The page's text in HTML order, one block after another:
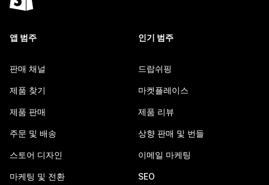
앱 범주
판매 채널
제품 찾기
제품 판매
주문 및 배송
스토어 디자인
마케팅 및 전환
인기 범주
드랍쉬핑
마켓플레이스
제품 리뷰
상향 판매 및 번들
이메일 마케팅
SEO